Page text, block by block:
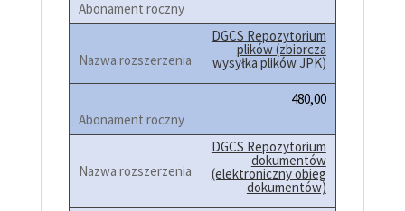
DGCS Repozytorium
plików (zbiorcza
wysyłka plików JPK)
480,00
DGCS Repozytorium
dokumentów
(elektroniczny obieg
dokumentów)